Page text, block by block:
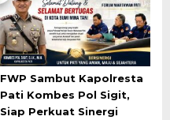
FWP Sambut Kapolresta
Pati Kombes Pol Sigit,
Siap Perkuat Sinergi